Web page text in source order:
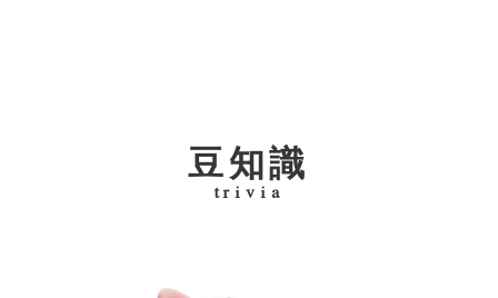
豆知識
trivia